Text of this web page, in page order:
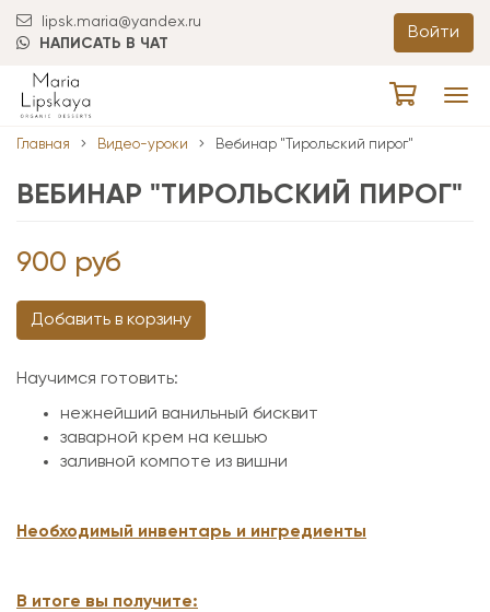
lipsk.maria@yandex.ru
НАПИСАТЬ В ЧАТ
Войти
Главная Видео-уроки Вебинар "Тирольский пирог"
ВЕБИНАР "ТИРОЛЬСКИЙ ПИРОГ"
900 руб
Добавить в корзину
Научимся готовить:
нежнейший ванильный бисквит
заварной крем на кешью
заливной компоте из вишни
Необходимый инвентарь и ингредиенты
В итоге вы получите: